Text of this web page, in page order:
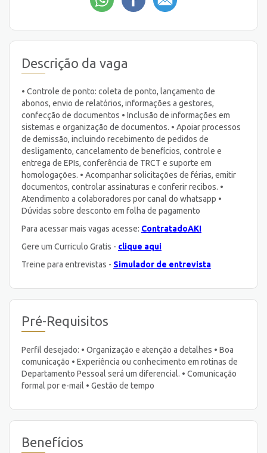
Descrição da vaga
• Controle de ponto: coleta de ponto, lançamento de
abonos, envio de relatórios, informações a gestores,
confecção de documentos • Inclusão de informações em
sistemas e organização de documentos. • Apoiar processos
de demissão, incluindo recebimento de pedidos de
desligamento, cancelamento de benefícios, controle e
entrega de EPIs, conferência de TRCT e suporte em
homologações. • Acompanhar solicitações de férias, emitir
documentos, controlar assinaturas e conferir recibos. •
Atendimento a colaboradores por canal do whatsapp •
Dúvidas sobre desconto em folha de pagamento
Para acessar mais vagas acesse: ContratadoAKI
Gere um Curriculo Gratis - clique aqui
Treine para entrevistas - Simulador de entrevista
Pré-Requisitos
Perfil desejado: • Organização e atenção a detalhes • Boa
comunicação • Experiência ou conhecimento em rotinas de
Departamento Pessoal será um diferencial. • Comunicação
formal por e-mail • Gestão de tempo
Benefícios